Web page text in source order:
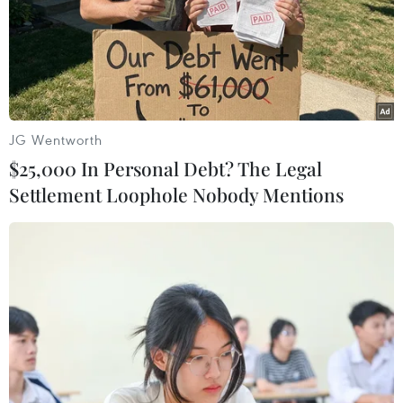
hằng ngày.
Tuy nhiên, với những người có thực đơn chưa
phù hợp hoặc bị thiếu hụt dinh dưỡng vì bất kỳ
lý do nào thì việc sử dụng sản phẩm từ cacao có
thể cung cấp những chất dinh dưỡng cần thiết
còn thiếu.
JG Wentworth
$25,000 In Personal Debt? The Legal
Settlement Loophole Nobody Mentions